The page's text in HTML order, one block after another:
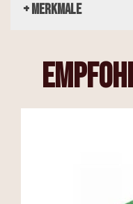
+ Merkmale